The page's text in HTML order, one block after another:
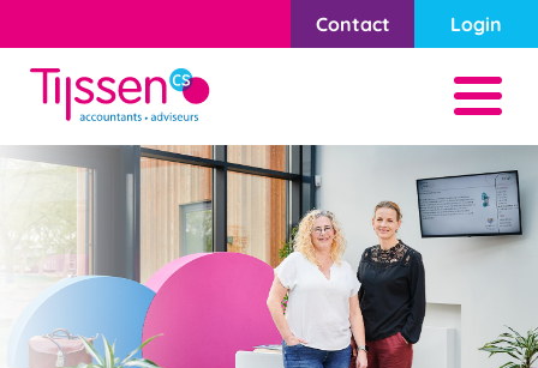
Contact Login